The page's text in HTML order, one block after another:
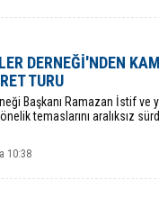
DERNEĞİ'NDEN
TURU
Başkanı Ramazan İstif
temaslarını aralıksız
10:38